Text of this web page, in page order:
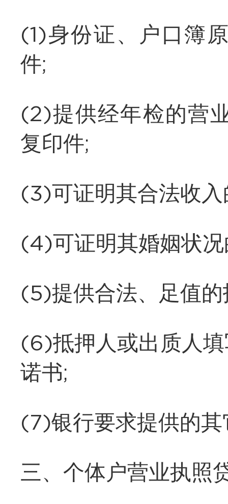
(1)身份证、户口簿
件;
(2)提供经年检的营
复印件;
(3)可证明其合法收入
(4)可证明其婚姻状
(5)提供合法、足值
(6)抵押人或出质人
诺书;
(7)银行要求提供的其
三、个体户营业执照